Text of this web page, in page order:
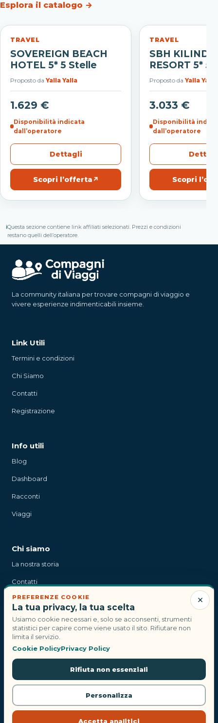
Esplora il catalogo →
TRAVEL
SOVEREIGN BEACH
HOTEL 5* 5 Stelle
Proposto da Yalla Yalla
1.629 €
Disponibilità indicata
dall’operatore
Dettagli
Scopri l’offerta↗
TRAVEL
SBH
RESORT 5* 5
Proposto da Yalla Yalla
3.033 €
Disponibilità
dall’operatore
Scopri
ℹQuesta sezione contiene link affiliati selezionati. Prezzi e condizioni
restano quelli dell’operatore.
La community italiana per trovare compagni di viaggio e
vivere esperienze indimenticabili insieme.
Link Utili
Termini e condizioni
Chi Siamo
Contatti
Registrazione
Info utili
Blog
Dashboard
Racconti
Viaggi
Chi siamo
La nostra storia
Contatti
Stampa
Contatti
info@compagnidiviaggi.it
© 2026 Compagni di viaggi. Tutti i diritti riservati.
Privacy PolicyTermini e CondizioniCookie Policy
×
PREFERENZE COOKIE
La tua privacy, la tua scelta
Usiamo cookie necessari e, solo se acconsenti, strumenti
statistici per capire come viene usato il sito. Rifiutare non
limita il servizio.
Cookie PolicyPrivacy Policy
Rifiuta non essenziali
Personalizza
Accetta analitici